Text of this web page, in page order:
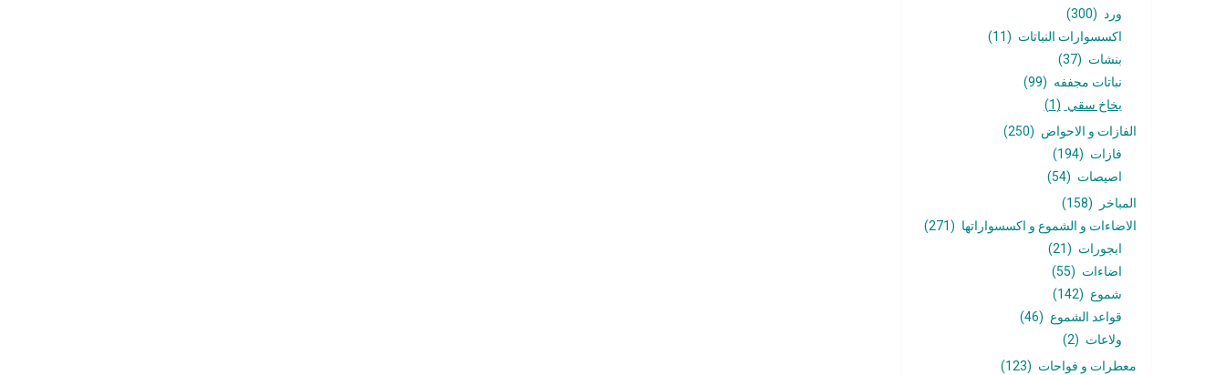
ورد
(300)
اكسسوارات النباتات (11)
بنشات (37)
نباتات مجففه (99)
بخاخ سقي (1)
الفازات و الاحواض (250)
فازات (194)
اصيصات (54)
المباخر
(158)
الاضاءات و الشموع و اكسسواراتها (271)
ابجورات (21)
اضاءات (55)
شموع (142)
قواعد الشموع (46)
ولاعات (2)
معطرات و فواحات (123)